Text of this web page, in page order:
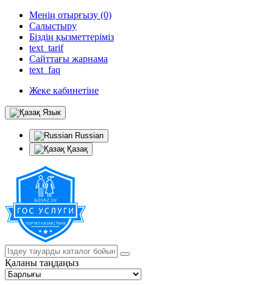
Менің отырғызу (0)
Салыстыру
Біздің қызметтеріміз
text_tarif
Сайттағы жарнама
text_faq
Жеке кабинетіне
Язык
Russian
Қазақ
Қаланы таңдаңыз